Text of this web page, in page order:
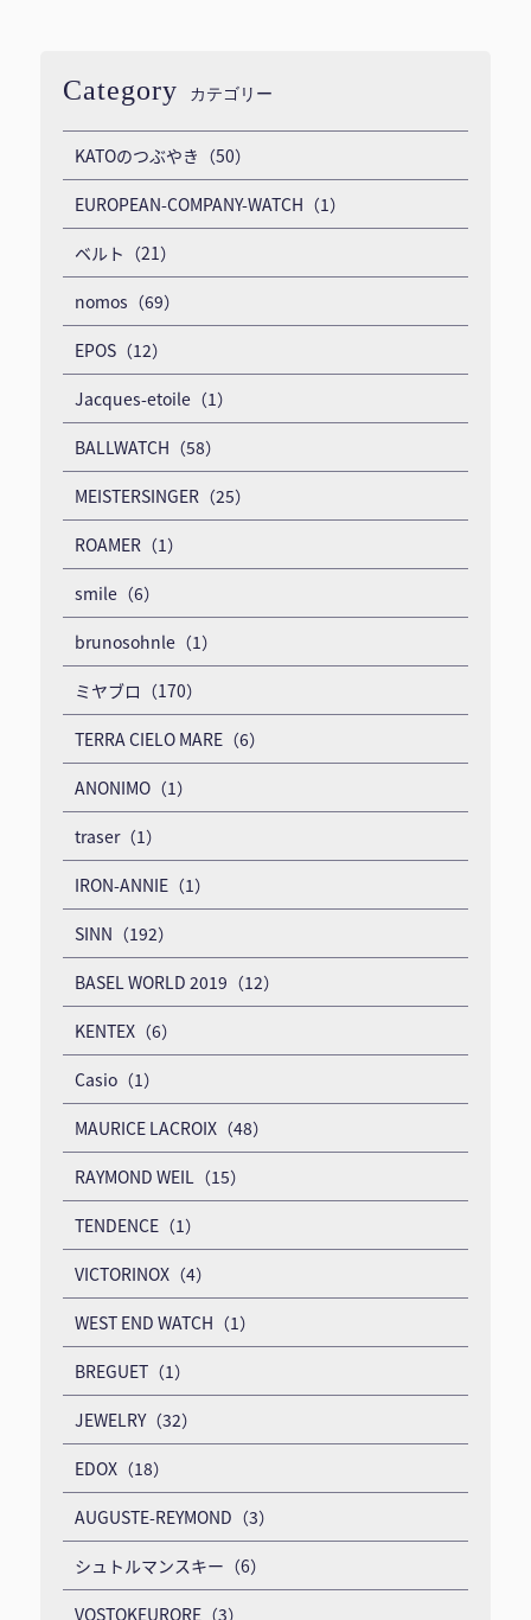
Category カテゴリー
KATOのつぶやき（50）
EUROPEAN-COMPANY-WATCH（1）
ベルト（21）
nomos（69）
EPOS（12）
Jacques-etoile（1）
BALLWATCH（58）
MEISTERSINGER（25）
ROAMER（1）
smile（6）
brunosohnle（1）
ミヤブロ（170）
TERRA CIELO MARE（6）
ANONIMO（1）
traser（1）
IRON-ANNIE（1）
SINN（192）
BASEL WORLD 2019（12）
KENTEX（6）
Casio（1）
MAURICE LACROIX（48）
RAYMOND WEIL（15）
TENDENCE（1）
VICTORINOX（4）
WEST END WATCH（1）
BREGUET（1）
JEWELRY（32）
EDOX（18）
AUGUSTE-REYMOND（3）
シュトルマンスキー（6）
VOSTOKEURORE（3）